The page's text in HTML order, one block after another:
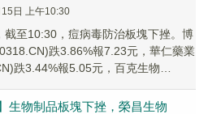
日 上午10:30
截至10:30，痘病毒防治板塊下挫。博
跌3.86%報7.23元，華仁藥業
跌3.44%報5.05元，百克生物
生物制品板塊下挫，榮昌生物